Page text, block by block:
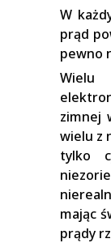
W
prąd
pewno
Wielu
zimnej
wielu z
tylko
mając
prądy